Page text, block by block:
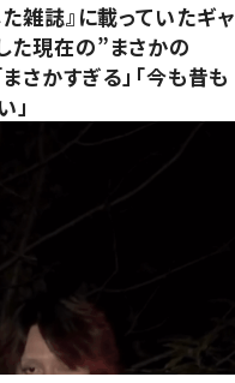
雑誌』に載っていたギャ
た現在の”まさかの
まさかすぎる」「今も昔も
」